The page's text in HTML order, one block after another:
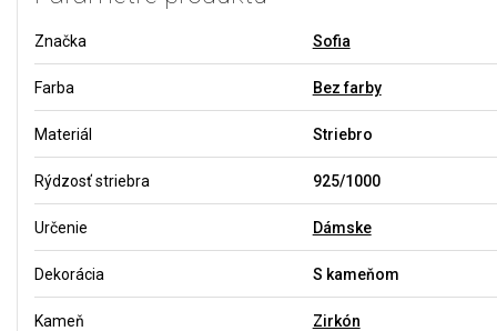
Značka Sofia
Farba Bez farby
Materiál Striebro
Rýdzosť striebra 925/1000
Určenie Dámske
Dekorácia S kameňom
Kameň Zirkón